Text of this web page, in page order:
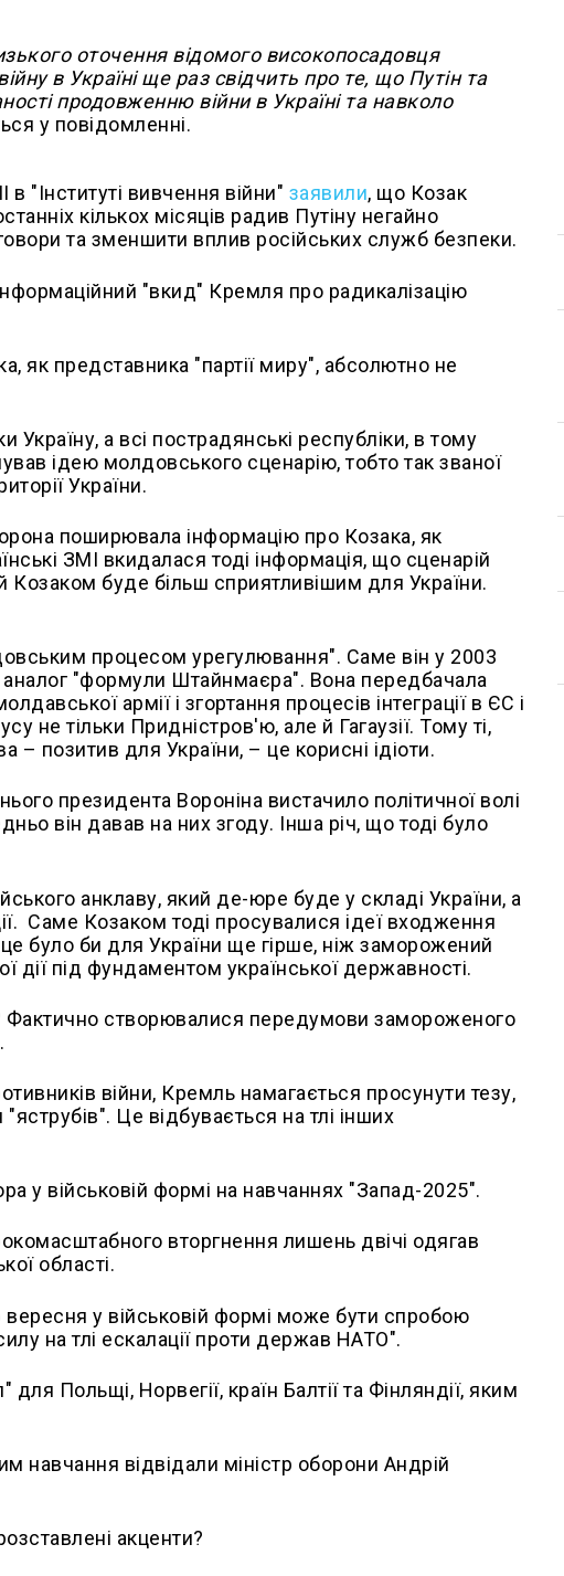
оточення відомого високопосадовця
в Україні ще раз свідчить про те, що Путін та
продовженню війни в Україні та навколо
у повідомленні.
"Інституті вивчення війни" заявили, що Козак
кількох місяців радив Путіну негайно
та зменшити вплив російських служб безпеки.
"вкид" Кремля про радикалізацію
як представника "партії миру", абсолютно не
Україну, а всі пострадянські республіки, в тому
ідею молдовського сценарію, тобто так званої
України.
поширювала інформацію про Козака, як
ЗМІ вкидалася тоді інформація, що сценарій
Козаком буде більш сприятливішим для України.
процесом урегулювання". Саме він у 2003
аналог "формули Штайнмаєра". Вона передбачала
армії і згортання процесів інтеграції в ЄС і
не тільки Придністров'ю, але й Гагаузії. Тому ті,
– позитив для України, – це корисні ідіоти.
президента Вороніна вистачило політичної волі
він давав на них згоду. Інша річ, що тоді було
анклаву, який де-юре буде у складі України, а
Саме Козаком тоді просувалися ідеї входження
було би для України ще гірше, ніж заморожений
під фундаментом української державності.
Фактично створювалися передумови замороженого
війни, Кремль намагається просунути тезу,
Це відбувається на тлі інших
у військовій формі на навчаннях "Запад-2025".
вторгнення лишень двічі одягав
області.
вересня у військовій формі може бути спробою
на тлі ескалації проти держав НАТО".
Польщі, Норвегії, країн Балтії та Фінляндії, яким
навчання відвідали міністр оборони Андрій
акценти?